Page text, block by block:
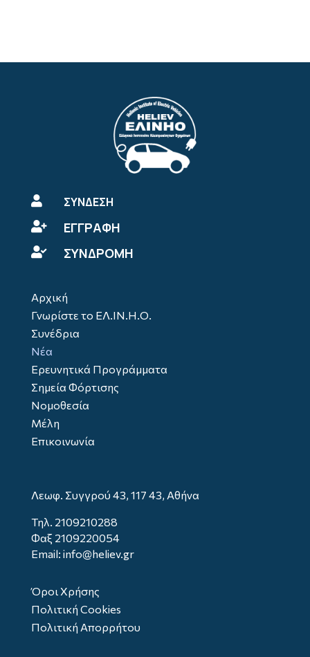
 ΣΥΝΔΕΣΗ
 ΕΓΓΡΑΦΗ
 ΣΥΝΔΡΟΜΗ
Αρχική
Γνωρίστε το ΕΛ.ΙΝ.Η.Ο.
Συνέδρια
Νέα
Ερευνητικά Προγράμματα
Σημεία Φόρτισης
Νομοθεσία
Μέλη
Επικοινωνία
Λεωφ. Συγγρού 43, 117 43, Αθήνα
Τηλ. 2109210288
Φαξ 2109220054
Email: info@heliev.gr
Όροι Χρήσης
Πολιτική Cookies
Πολιτική Απορρήτου